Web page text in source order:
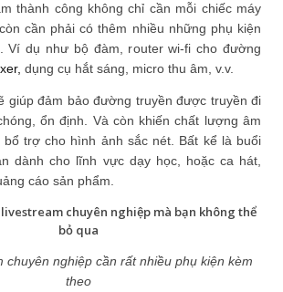
thành công không chỉ cần mỗi chiếc máy
cần phải có thêm nhiều những phụ kiện
Ví dụ như bộ đàm, router wi-fi cho đường
dụng cụ hắt sáng, micro thu âm, v.v.
giúp đảm bảo đường truyền được truyền đi
ổn định. Và còn khiến chất lượng âm
trợ cho hình ảnh sắc nét. Bất kể là buổi
dành cho lĩnh vực dạy học, hoặc ca hát,
cáo sản phẩm.
chuyên nghiệp cần rất nhiều phụ kiện kèm
theo